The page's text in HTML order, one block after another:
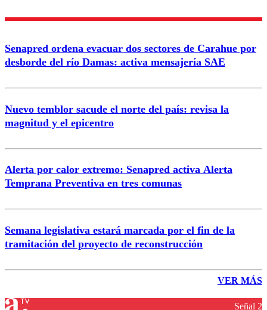
Enviar comentario
Senapred ordena evacuar dos sectores de Carahue por
desborde del río Damas: activa mensajería SAE
Nuevo temblor sacude el norte del país: revisa la
magnitud y el epicentro
Alerta por calor extremo: Senapred activa Alerta
Temprana Preventiva en tres comunas
Semana legislativa estará marcada por el fin de la
tramitación del proyecto de reconstrucción
VER MÁS
Señal 2